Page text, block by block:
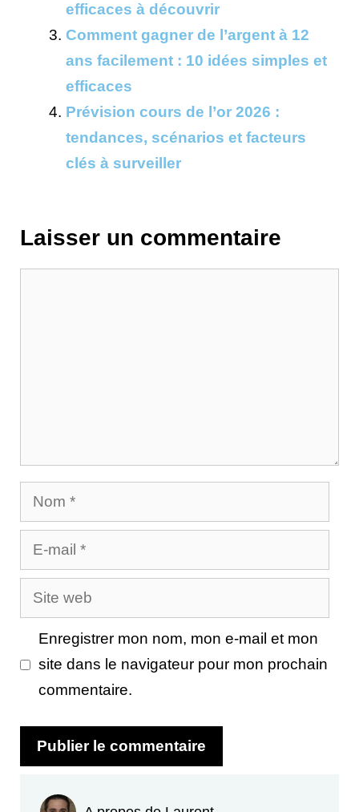
efficaces à découvrir
Comment gagner de l’argent à 12
ans facilement : 10 idées simples et
efficaces
Prévision cours de l’or 2026 :
tendances, scénarios et facteurs
clés à surveiller
Laisser un commentaire
Nom
E-
mail
Site
web
Enregistrer mon nom, mon e-mail et mon
site dans le navigateur pour mon prochain
commentaire.